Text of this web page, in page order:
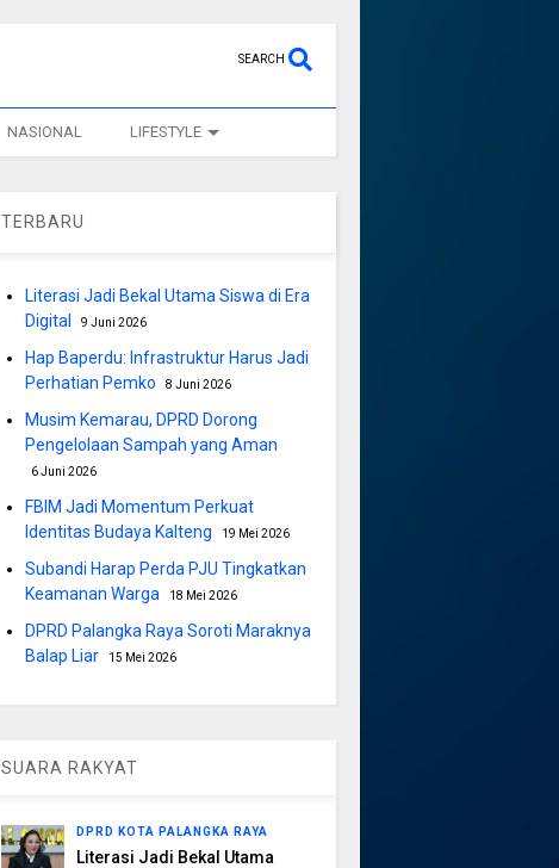
SEARCH
NASIONAL LIFESTYLE
TERBARU
Literasi Jadi Bekal Utama Siswa di Era
Digital
9 Juni 2026
Hap Baperdu: Infrastruktur Harus Jadi
Perhatian Pemko
8 Juni 2026
Musim Kemarau, DPRD Dorong
Pengelolaan Sampah yang Aman
6 Juni 2026
FBIM Jadi Momentum Perkuat
Identitas Budaya Kalteng
19 Mei 2026
Subandi Harap Perda PJU Tingkatkan
Keamanan Warga
18 Mei 2026
DPRD Palangka Raya Soroti Maraknya
Balap Liar
15 Mei 2026
SUARA RAKYAT
DPRD KOTA PALANGKA RAYA
Literasi Jadi Bekal Utama